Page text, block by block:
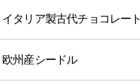
イタリア製古代チョコレート
欧州産シードル